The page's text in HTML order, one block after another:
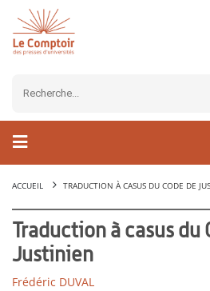
ACCUEIL TRADUCTION À CASUS DU CODE DE
Traduction à casus du
Justinien
Frédéric DUVAL